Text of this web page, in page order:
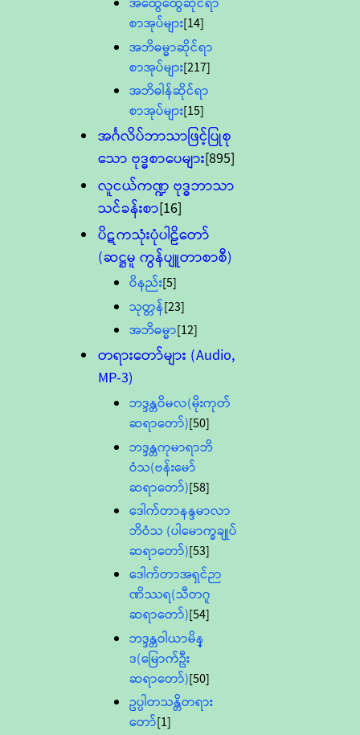
စာအုပ်များ[14]
အဘိဓမ္မာဆိုင်ရာ
စာအုပ်များ[217]
အဘိဓါန်ဆိုင်ရာ
စာအုပ်များ[15]
အင်္ဂလိပ်ဘာသာဖြင့်ပြုစု
သော ဗုဒ္ဓစာပေများ[895]
လူငယ်ကဏ္ဍ ဗုဒ္ဓဘာသာ
သင်ခန်းစာ[16]
ပိဋကသုံးပုံပါဠိတော်
(ဆဋ္ဌမူ ကွန်ပျူတာစာစီ)
ဝိနည်း[5]
သုတ္တန်[23]
အဘိဓမ္မာ[12]
တရားတော်များ (Audio,
MP-3)
ဘဒ္ဒန္တဝိမလ(မိုးကုတ်
ဆရာတော်)[50]
ဘဒ္ဒန္တကုမာရာဘိ
ဝံသ(ဗန်းမော်
ဆရာတော်)[58]
ဒေါက်တာနန္ဒမာလာ
ဘိဝံသ (ပါမောက္ခချုပ်
ဆရာတော်)[53]
ဒေါက်တာအရှင်ဉာ
ဏိဿရ(သီတဂူ
ဆရာတော်)[54]
ဘဒ္ဒန္တဝါယာမိန္
ဒ(မြောက်ဦး
ဆရာတော်)[50]
ဥပ္ပါတသန္တိတရား
တော်[1]